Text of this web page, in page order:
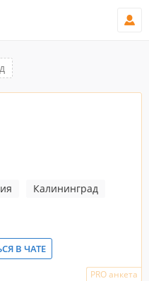
Калининград
В ЧАТЕ
PRO анкета